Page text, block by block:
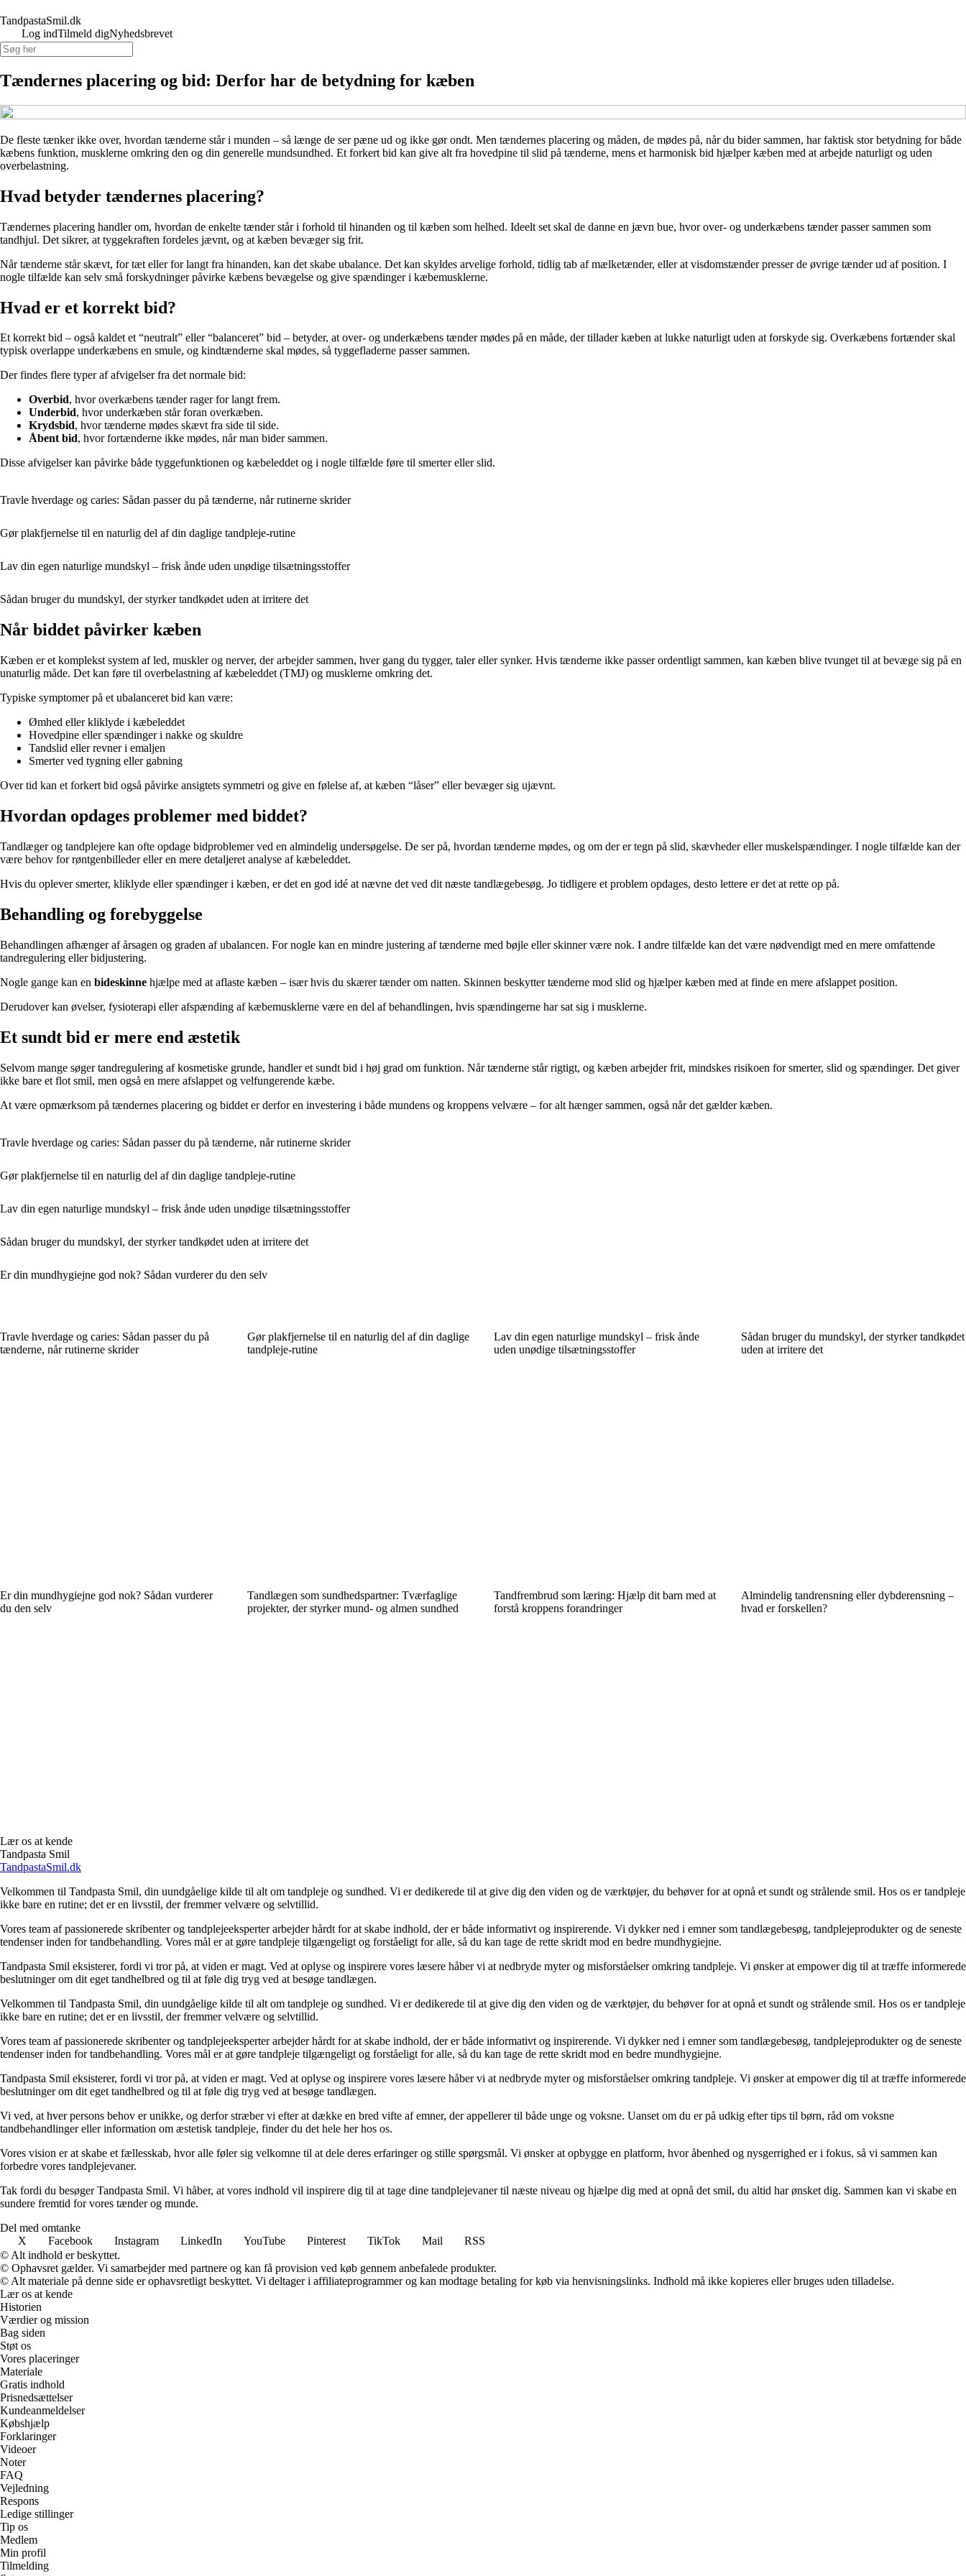
TandpastaSmil.dk
Log indTilmeld digNyhedsbrevet
Tændernes placering og bid: Derfor har de betydning for kæben
De fleste tænker ikke over, hvordan tænderne står i munden – så længe de ser pæne ud og ikke gør ondt. Men tændernes placering og måden, de mødes på, når du bider sammen, har faktisk stor betydning for både
kæbens funktion, musklerne omkring den og din generelle mundsundhed. Et forkert bid kan give alt fra hovedpine til slid på tænderne, mens et harmonisk bid hjælper kæben med at arbejde naturligt og uden
overbelastning.
Hvad betyder tændernes placering?
Tændernes placering handler om, hvordan de enkelte tænder står i forhold til hinanden og til kæben som helhed. Ideelt set skal de danne en jævn bue, hvor over- og underkæbens tænder passer sammen som
tandhjul. Det sikrer, at tyggekraften fordeles jævnt, og at kæben bevæger sig frit.
Når tænderne står skævt, for tæt eller for langt fra hinanden, kan det skabe ubalance. Det kan skyldes arvelige forhold, tidlig tab af mælketænder, eller at visdomstænder presser de øvrige tænder ud af position. I
nogle tilfælde kan selv små forskydninger påvirke kæbens bevægelse og give spændinger i kæbemusklerne.
Hvad er et korrekt bid?
Et korrekt bid – også kaldet et “neutralt” eller “balanceret” bid – betyder, at over- og underkæbens tænder mødes på en måde, der tillader kæben at lukke naturligt uden at forskyde sig. Overkæbens fortænder skal
typisk overlappe underkæbens en smule, og kindtænderne skal mødes, så tyggefladerne passer sammen.
Der findes flere typer af afvigelser fra det normale bid:
Overbid, hvor overkæbens tænder rager for langt frem.
Underbid, hvor underkæben står foran overkæben.
Krydsbid, hvor tænderne mødes skævt fra side til side.
Åbent bid, hvor fortænderne ikke mødes, når man bider sammen.
Disse afvigelser kan påvirke både tyggefunktionen og kæbeleddet og i nogle tilfælde føre til smerter eller slid.
Travle hverdage og caries: Sådan passer du på tænderne, når rutinerne skrider
Gør plakfjernelse til en naturlig del af din daglige tandpleje-rutine
Lav din egen naturlige mundskyl – frisk ånde uden unødige tilsætningsstoffer
Sådan bruger du mundskyl, der styrker tandkødet uden at irritere det
Når biddet påvirker kæben
Kæben er et komplekst system af led, muskler og nerver, der arbejder sammen, hver gang du tygger, taler eller synker. Hvis tænderne ikke passer ordentligt sammen, kan kæben blive tvunget til at bevæge sig på en
unaturlig måde. Det kan føre til overbelastning af kæbeleddet (TMJ) og musklerne omkring det.
Typiske symptomer på et ubalanceret bid kan være:
Ømhed eller kliklyde i kæbeleddet
Hovedpine eller spændinger i nakke og skuldre
Tandslid eller revner i emaljen
Smerter ved tygning eller gabning
Over tid kan et forkert bid også påvirke ansigtets symmetri og give en følelse af, at kæben “låser” eller bevæger sig ujævnt.
Hvordan opdages problemer med biddet?
Tandlæger og tandplejere kan ofte opdage bidproblemer ved en almindelig undersøgelse. De ser på, hvordan tænderne mødes, og om der er tegn på slid, skævheder eller muskelspændinger. I nogle tilfælde kan der
være behov for røntgenbilleder eller en mere detaljeret analyse af kæbeleddet.
Hvis du oplever smerter, kliklyde eller spændinger i kæben, er det en god idé at nævne det ved dit næste tandlægebesøg. Jo tidligere et problem opdages, desto lettere er det at rette op på.
Behandling og forebyggelse
Behandlingen afhænger af årsagen og graden af ubalancen. For nogle kan en mindre justering af tænderne med bøjle eller skinner være nok. I andre tilfælde kan det være nødvendigt med en mere omfattende
tandregulering eller bidjustering.
Nogle gange kan en bideskinne hjælpe med at aflaste kæben – især hvis du skærer tænder om natten. Skinnen beskytter tænderne mod slid og hjælper kæben med at finde en mere afslappet position.
Derudover kan øvelser, fysioterapi eller afspænding af kæbemusklerne være en del af behandlingen, hvis spændingerne har sat sig i musklerne.
Et sundt bid er mere end æstetik
Selvom mange søger tandregulering af kosmetiske grunde, handler et sundt bid i høj grad om funktion. Når tænderne står rigtigt, og kæben arbejder frit, mindskes risikoen for smerter, slid og spændinger. Det giver
ikke bare et flot smil, men også en mere afslappet og velfungerende kæbe.
At være opmærksom på tændernes placering og biddet er derfor en investering i både mundens og kroppens velvære – for alt hænger sammen, også når det gælder kæben.
Travle hverdage og caries: Sådan passer du på tænderne, når rutinerne skrider
Gør plakfjernelse til en naturlig del af din daglige tandpleje-rutine
Lav din egen naturlige mundskyl – frisk ånde uden unødige tilsætningsstoffer
Sådan bruger du mundskyl, der styrker tandkødet uden at irritere det
Er din mundhygiejne god nok? Sådan vurderer du den selv
Travle hverdage og caries: Sådan passer du på
tænderne, når rutinerne skrider
Gør plakfjernelse til en naturlig del af din daglige
tandpleje-rutine
Lav din egen naturlige mundskyl – frisk ånde
uden unødige tilsætningsstoffer
Sådan bruger du mundskyl, der styrker tandkødet
uden at irritere det
Er din mundhygiejne god nok? Sådan vurderer
du den selv
Tandlægen som sundhedspartner: Tværfaglige
projekter, der styrker mund- og almen sundhed
Tandfrembrud som læring: Hjælp dit barn med at
forstå kroppens forandringer
Almindelig tandrensning eller dybderensning –
hvad er forskellen?
Lær os at kende
Tandpasta Smil
TandpastaSmil.dk
Velkommen til Tandpasta Smil, din uundgåelige kilde til alt om tandpleje og sundhed. Vi er dedikerede til at give dig den viden og de værktøjer, du behøver for at opnå et sundt og strålende smil. Hos os er tandpleje
ikke bare en rutine; det er en livsstil, der fremmer velvære og selvtillid.
Vores team af passionerede skribenter og tandplejeeksperter arbejder hårdt for at skabe indhold, der er både informativt og inspirerende. Vi dykker ned i emner som tandlægebesøg, tandplejeprodukter og de seneste
tendenser inden for tandbehandling. Vores mål er at gøre tandpleje tilgængeligt og forståeligt for alle, så du kan tage de rette skridt mod en bedre mundhygiejne.
Tandpasta Smil eksisterer, fordi vi tror på, at viden er magt. Ved at oplyse og inspirere vores læsere håber vi at nedbryde myter og misforståelser omkring tandpleje. Vi ønsker at empower dig til at træffe informerede
beslutninger om dit eget tandhelbred og til at føle dig tryg ved at besøge tandlægen.
Velkommen til Tandpasta Smil, din uundgåelige kilde til alt om tandpleje og sundhed. Vi er dedikerede til at give dig den viden og de værktøjer, du behøver for at opnå et sundt og strålende smil. Hos os er tandpleje
ikke bare en rutine; det er en livsstil, der fremmer velvære og selvtillid.
Vores team af passionerede skribenter og tandplejeeksperter arbejder hårdt for at skabe indhold, der er både informativt og inspirerende. Vi dykker ned i emner som tandlægebesøg, tandplejeprodukter og de seneste
tendenser inden for tandbehandling. Vores mål er at gøre tandpleje tilgængeligt og forståeligt for alle, så du kan tage de rette skridt mod en bedre mundhygiejne.
Tandpasta Smil eksisterer, fordi vi tror på, at viden er magt. Ved at oplyse og inspirere vores læsere håber vi at nedbryde myter og misforståelser omkring tandpleje. Vi ønsker at empower dig til at træffe informerede
beslutninger om dit eget tandhelbred og til at føle dig tryg ved at besøge tandlægen.
Vi ved, at hver persons behov er unikke, og derfor stræber vi efter at dække en bred vifte af emner, der appellerer til både unge og voksne. Uanset om du er på udkig efter tips til børn, råd om voksne
tandbehandlinger eller information om æstetisk tandpleje, finder du det hele her hos os.
Vores vision er at skabe et fællesskab, hvor alle føler sig velkomne til at dele deres erfaringer og stille spørgsmål. Vi ønsker at opbygge en platform, hvor åbenhed og nysgerrighed er i fokus, så vi sammen kan
forbedre vores tandplejevaner.
Tak fordi du besøger Tandpasta Smil. Vi håber, at vores indhold vil inspirere dig til at tage dine tandplejevaner til næste niveau og hjælpe dig med at opnå det smil, du altid har ønsket dig. Sammen kan vi skabe en
sundere fremtid for vores tænder og munde.
Del med omtanke
X
Facebook Instagram LinkedIn YouTube Pinterest TikTok Mail
RSS
© Alt indhold er beskyttet.
© Ophavsret gælder. Vi samarbejder med partnere og kan få provision ved køb gennem anbefalede produkter.
© Alt materiale på denne side er ophavsretligt beskyttet. Vi deltager i affiliateprogrammer og kan modtage betaling for køb via henvisningslinks. Indhold må ikke kopieres eller bruges uden tilladelse.
Lær os at kende
Historien
Værdier og mission
Bag siden
Støt os
Vores placeringer
Materiale
Gratis indhold
Prisnedsættelser
Kundeanmeldelser
Købshjælp
Forklaringer
Videoer
Noter
FAQ
Vejledning
Respons
Ledige stillinger
Tip os
Medlem
Min profil
Tilmelding